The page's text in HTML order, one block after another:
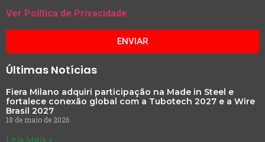
Ver Política de Privacidade
ENVIAR
Últimas Notícias
Fiera Milano adquiri participação na Made in Steel e
fortalece conexão global com a Tubotech 2027 e a Wire
Brasil 2027
18 de maio de 2026